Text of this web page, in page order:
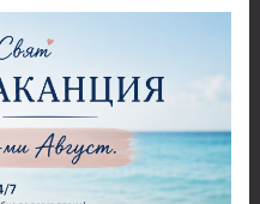
Перфоратори - Цветя, листа
и клонки
Перфоратори - Детски
Перфоратори - Животни
Перфоратори - Коледни и
Зимни